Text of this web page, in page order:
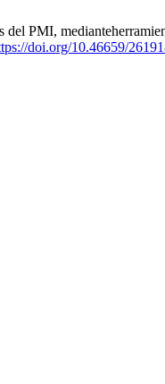
PMI,
doi.org/10.46659/